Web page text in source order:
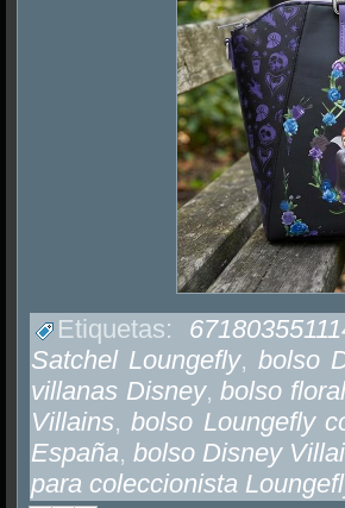
Etiquetas:
Satchel Loungefly, bolso
villanas Disney,bolso
Villains,bolso Loungefly
España,bolso Disney
para coleccionista